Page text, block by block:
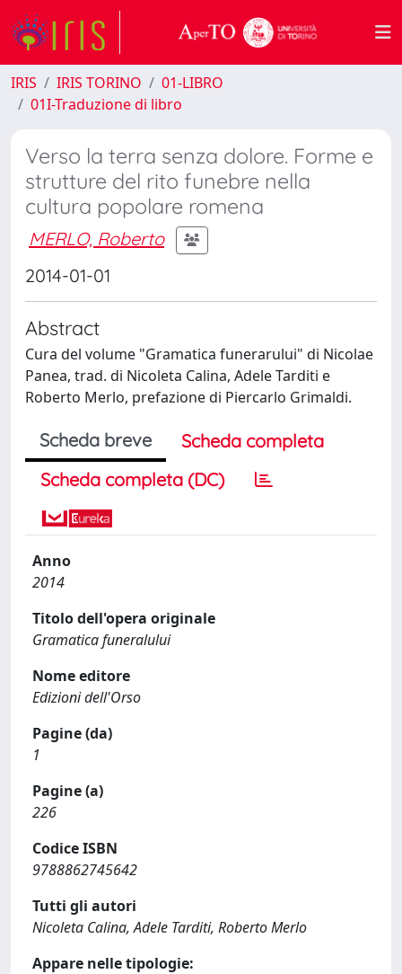
IRIS IRIS TORINO
01-LIBRO
01I-Traduzione di libro
Verso la terra senza dolore. Forme e
strutture del rito funebre nella
cultura popolare romena
MERLO, Roberto
2014-01-01
Abstract
Cura del volume "Gramatica funerarului" di Nicolae
Panea, trad. di Nicoleta Calina, Adele Tarditi e
Roberto Merlo, prefazione di Piercarlo Grimaldi.
Scheda breve
Scheda completa
Scheda completa (DC)
Anno
2014
Titolo dell'opera originale
Gramatica funeralului
Nome editore
Edizioni dell'Orso
Pagine (da)
1
Pagine (a)
226
Codice ISBN
9788862745642
Tutti gli autori
Nicoleta Calina, Adele Tarditi, Roberto Merlo
Appare nelle tipologie: